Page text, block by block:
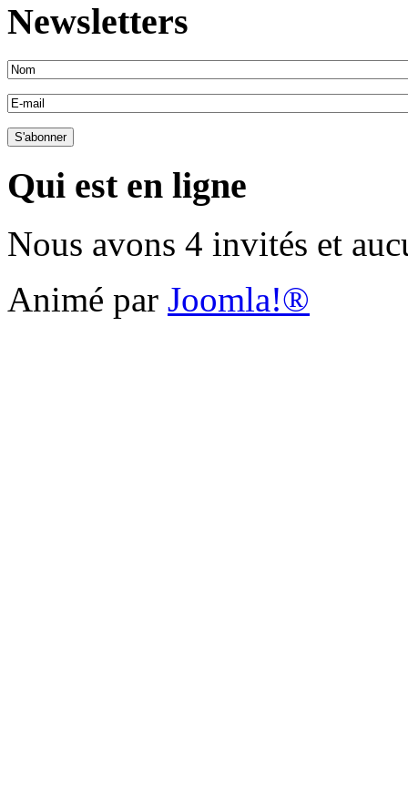
Newsletters
Qui est en ligne
Nous avons 4 invités et
Animé par Joomla!®